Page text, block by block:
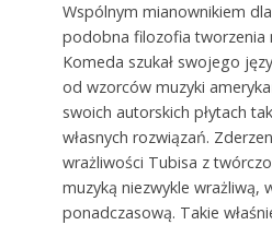
Wspólnym mianownikiem
podobna filozofia tworzenia
Komeda szukał swojego
od wzorców muzyki
swoich autorskich płytach
własnych rozwiązań.
wrażliwości Tubisa z
muzyką niezwykle wrażliwą,
ponadczasową. Takie